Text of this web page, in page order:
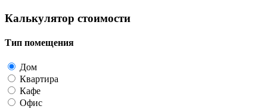
Калькулятор стоимости
Тип помещения
Дом
Квартира
Кафе
Офис